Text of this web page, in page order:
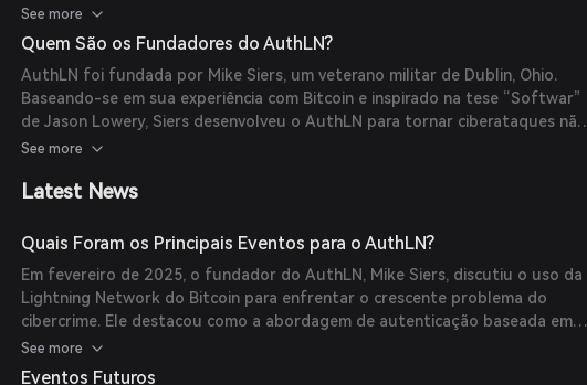
acesso, AuthLN não só protege contra invasões não autorizadas, mas
também converte a cibersegurança de um centro de custos em um modelo
potencialmente gerador de receita.
See more
Quem São os Fundadores do AuthLN?
AuthLN foi fundada por Mike Siers, um veterano militar de Dublin, Ohio.
Baseando-se em sua experiência com Bitcoin e inspirado na tese “Softwar”
de Jason Lowery, Siers desenvolveu o AuthLN para tornar ciberataques não
lucrativos aproveitando a Lightning Network do Bitcoin.
See more
Latest News
Quais Foram os Principais Eventos para o AuthLN?
Em fevereiro de 2025, o fundador do AuthLN, Mike Siers, discutiu o uso da
Lightning Network do Bitcoin para enfrentar o crescente problema do
cibercrime. Ele destacou como a abordagem de autenticação baseada em
proof-of-work do AuthLN impõe custos reais aos potenciais atacantes,
transformando a cibersegurança de reativa para proativa.
See more
Eventos Futuros